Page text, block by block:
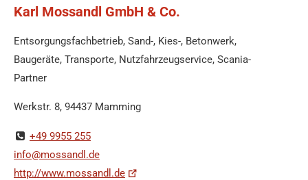
Karl Mossandl GmbH & Co.
Entsorgungsfachbetrieb, Sand-, Kies-, Betonwerk,
Baugeräte, Transporte, Nutzfahrzeugservice, Scania-
Partner
Werkstr. 8, 94437 Mamming
+49 9955 255
info@mossandl.de
http://www.mossandl.de